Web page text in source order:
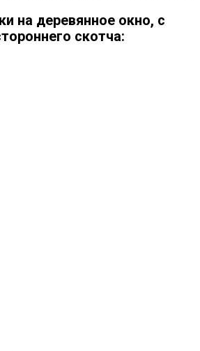
на деревянное окно, с
скотча: